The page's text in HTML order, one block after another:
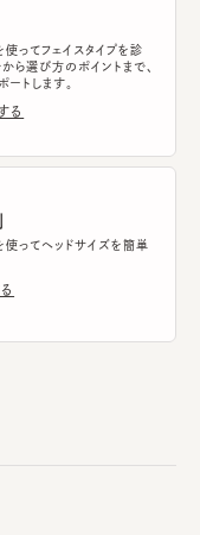
使ってフェイスタイプを診
ら選び方のポイントまで、
トします。
る
使ってヘッドサイズを簡単